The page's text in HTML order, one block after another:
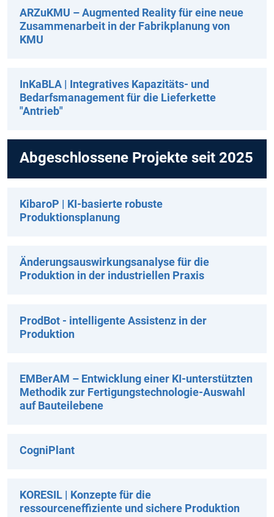
ARZuKMU – Augmented Reality für eine neue
Zusammenarbeit in der Fabrikplanung von
KMU
InKaBLA | Integratives Kapazitäts- und
Bedarfsmanagement für die Lieferkette
"Antrieb"
Abgeschlossene Projekte seit 2025
KibaroP | KI-basierte robuste
Produktionsplanung
Änderungsauswirkungsanalyse für die
Produktion in der industriellen Praxis
ProdBot - intelligente Assistenz in der
Produktion
EMBerAM – Entwicklung einer KI-unterstützten
Methodik zur Fertigungstechnologie-Auswahl
auf Bauteilebene
CogniPlant
KORESIL | Konzepte für die
ressourceneffiziente und sichere Produktion